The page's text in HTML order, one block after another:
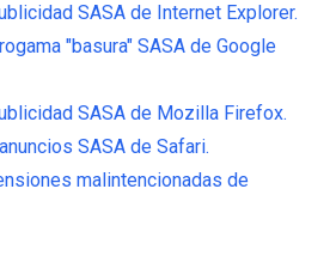
SASA de Internet Explorer.
"basura" SASA de Google
SASA de Mozilla Firefox.
SASA de Safari.
malintencionadas de